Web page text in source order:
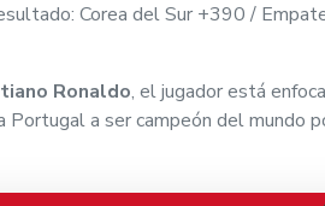
Corea del Sur +390 /
Ronaldo, el jugador está
Portugal a ser campeón del mundo